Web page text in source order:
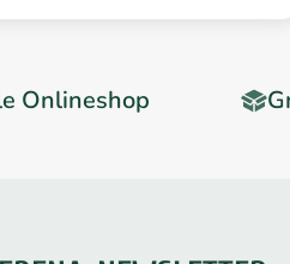
Onlineshop